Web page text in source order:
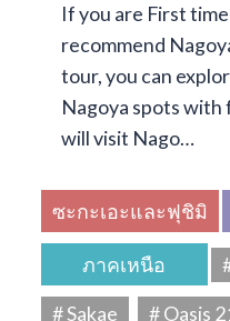
If you are First
recommend
tour, you can
Nagoya spots
will visit Nago…
ซะกะเอะและฟุชิมิ
ภาคเหนือ
# Sakae
# Oasis